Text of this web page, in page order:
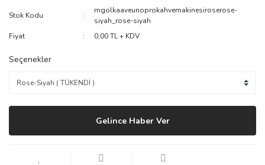
Stok Kodu
mgolkaaveunoprokahvemakinesiroserose-
siyah_rose-siyah
Fiyat
0,00 TL + KDV
Seçenekler
Gelince Haber Ver